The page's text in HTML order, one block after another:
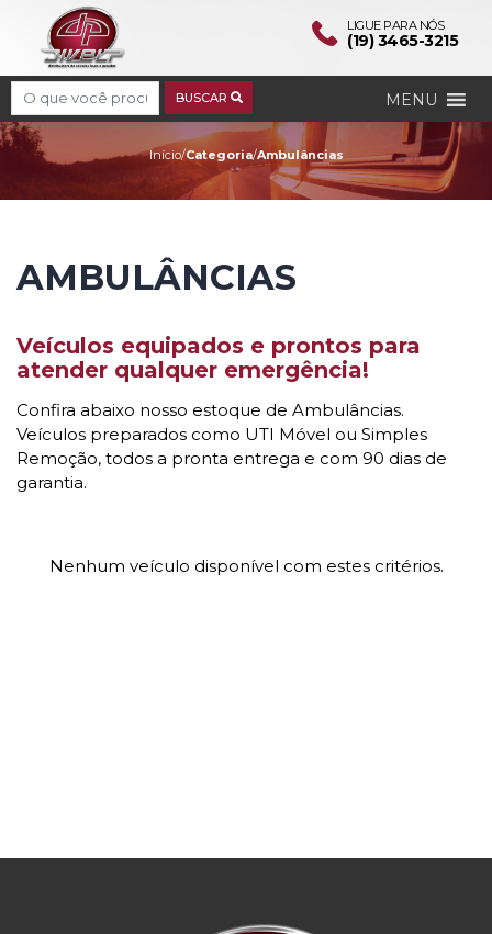
LIGUE PARA NÓS
(19) 3465-3215
Search BUSCAR MENU
Ambulâncias
Início/Categoria/Ambulâncias
AMBULÂNCIAS
Veículos equipados e prontos para
atender qualquer emergência!
Confira abaixo nosso estoque de Ambulâncias.
Veículos preparados como UTI Móvel ou Simples
Remoção, todos a pronta entrega e com 90 dias de
garantia.
Nenhum veículo disponível com estes critérios.